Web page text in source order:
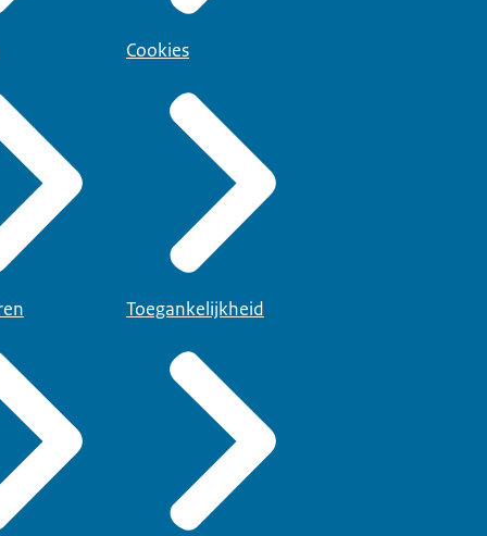
Cookies
Toegankelijkheid